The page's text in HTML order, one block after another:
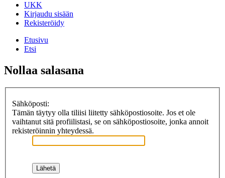
UKK
Kirjaudu sisään
Rekisteröidy
Etusivu
Etsi
Nollaa salasana
Sähköposti:
Tämän täytyy olla tiliisi liitetty sähköpostiosoite. Jos et ole
vaihtanut sitä profiilistasi, se on sähköpostiosoite, jonka annoit
rekisteröinnin yhteydessä.